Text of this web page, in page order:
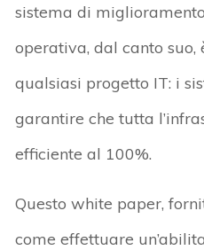
sistema di
operativa, dal canto
qualsiasi progetto IT: i
garantire che tutta
efficiente al 100%.
Questo white paper,
come effettuare